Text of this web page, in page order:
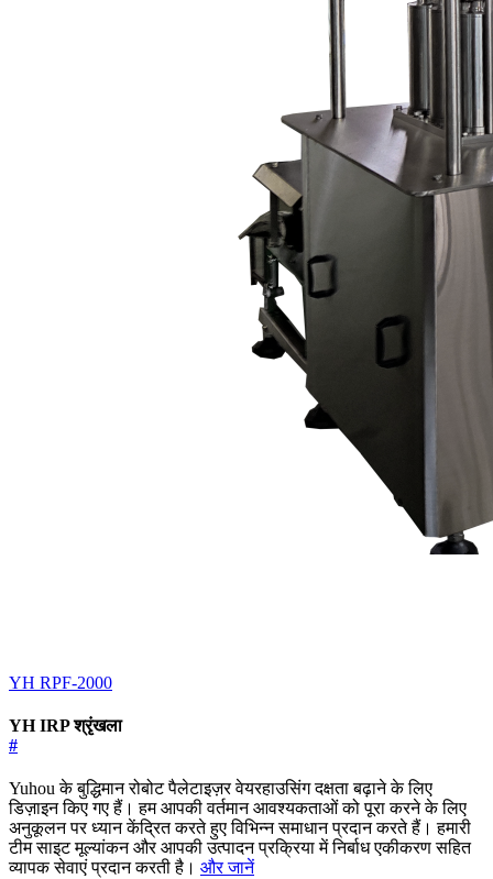
YH RPF-2000
YH IRP श्रृंखला
#
Yuhou के बुद्धिमान रोबोट पैलेटाइज़र वेयरहाउसिंग दक्षता बढ़ाने के लिए
डिज़ाइन किए गए हैं। हम आपकी वर्तमान आवश्यकताओं को पूरा करने के लिए
अनुकूलन पर ध्यान केंद्रित करते हुए विभिन्न समाधान प्रदान करते हैं। हमारी
टीम साइट मूल्यांकन और आपकी उत्पादन प्रक्रिया में निर्बाध एकीकरण सहित
व्यापक सेवाएं प्रदान करती है। और जानें